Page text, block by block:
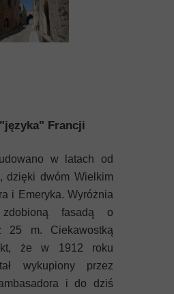
Francji
w latach od
dzięki dwóm Wielkim
i Emeryka. Wyróżnia
fasadą o
25 m. Ciekawostką
że w 1912 roku
wykupiony przez
i do dziś